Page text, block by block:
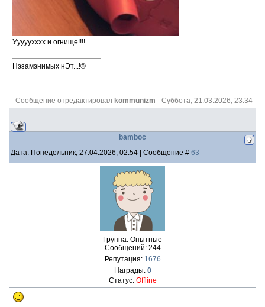
Ууууухххх и огнище!!!!
Нэзамэнимых нЭт...!©
Сообщение отредактировал kommunizm - Суббота, 21.03.2026, 23:34
bamboc
Дата: Понедельник, 27.04.2026, 02:54 | Сообщение # 63
Группа: Опытные
Сообщений: 244
Репутация: 1676
Награды: 0
Статус: Offline